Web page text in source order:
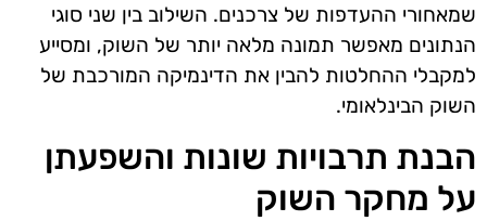
שמאחורי ההעדפות של צרכנים. השילוב בין שני סוגי
הנתונים מאפשר תמונה מלאה יותר של השוק, ומסייע
למקבלי ההחלטות להבין את הדינמיקה המורכבת של
השוק הבינלאומי.
הבנת תרבויות שונות והשפעתן
על מחקר השוק